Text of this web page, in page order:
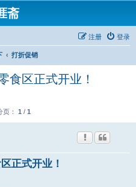
斋
登录
注册
打折促销
食区正式开业！
页： 1 / 1
正式开业！